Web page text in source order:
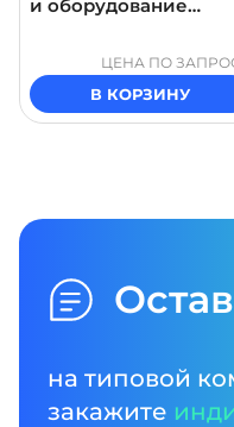
и оборудование
ЦЕНА ПО
В КОРЗИНУ
на типовой
закажите